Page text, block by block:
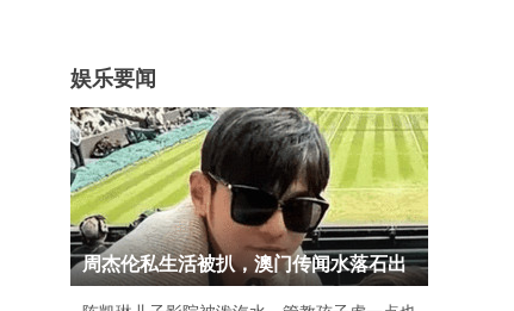
娱乐要闻
周杰伦私生活被扒，澳门传闻水落石出